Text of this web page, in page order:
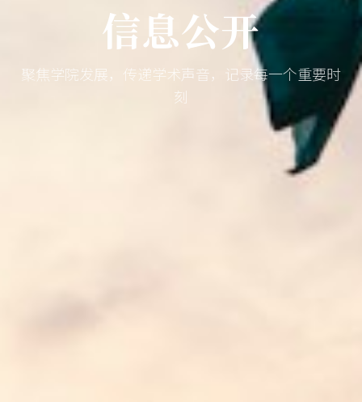
信息公开
聚焦学院发展，传递学术声音，记录每一个重要时
刻